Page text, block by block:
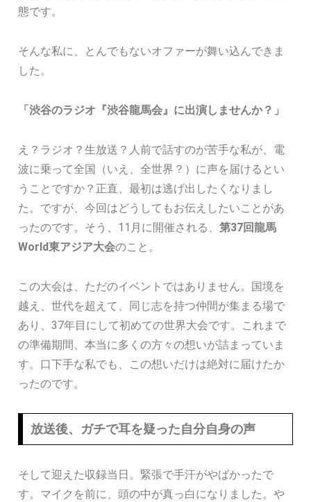
態です。
そんな私に、とんでもないオファーが舞い込んできま
した。
「渋谷のラジオ『渋谷龍馬会』に出演しませんか？」
え？ラジオ？生放送？人前で話すのが苦手な私が、電
波に乗って全国（いえ、全世界？）に声を届けるとい
うことですか？正直、最初は逃げ出したくなりまし
た。ですが、今回はどうしてもお伝えしたいことがあ
ったのです。そう、11月に開催される、 第37回龍馬
World東アジア大会のこと。
この大会は、ただのイベントではありません。国境を
越え、世代を超えて、同じ志を持つ仲間が集まる場で
あり、37年目にして初めての世界大会です。これまで
の準備期間、本当に多くの方々の想いが詰まっていま
す。口下手な私でも、この想いだけは絶対に届けたか
ったのです。
放送後、ガチで耳を疑った自分自身の声
そして迎えた収録当日。緊張で手汗がやばかったで
す。マイクを前に、頭の中が真っ白になりました。や